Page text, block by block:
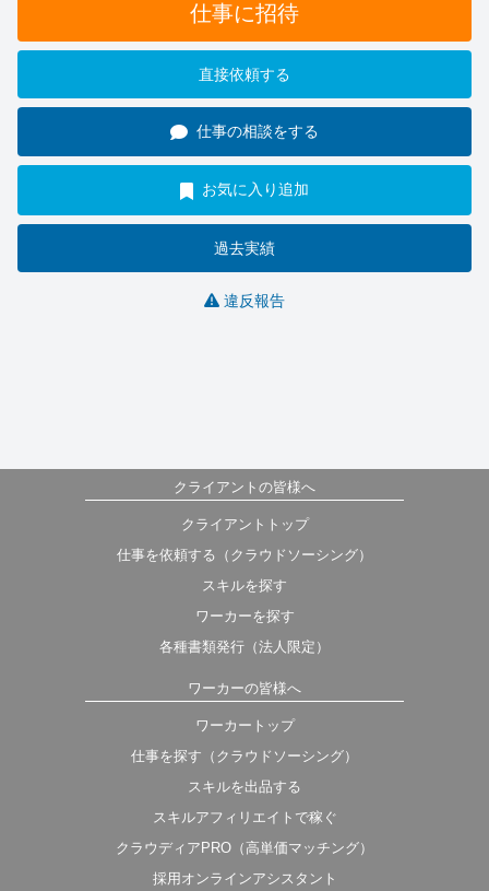
仕事に招待
直接依頼する
仕事の相談をする
お気に入り追加
過去実績
違反報告
クライアントの皆様へ
クライアントトップ
仕事を依頼する（クラウドソーシング）
スキルを探す
ワーカーを探す
各種書類発行（法人限定）
ワーカーの皆様へ
ワーカートップ
仕事を探す（クラウドソーシング）
スキルを出品する
スキルアフィリエイトで稼ぐ
クラウディアPRO（高単価マッチング）
採用オンラインアシスタント